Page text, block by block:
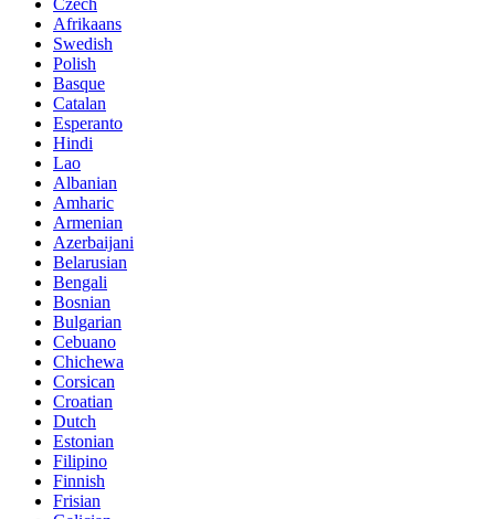
Afrikaans
Swedish
Polish
Basque
Catalan
Esperanto
Hindi
Lao
Albanian
Amharic
Armenian
Azerbaijani
Belarusian
Bengali
Bosnian
Bulgarian
Cebuano
Chichewa
Corsican
Croatian
Dutch
Estonian
Filipino
Finnish
Frisian